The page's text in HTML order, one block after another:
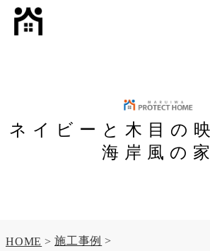
ネイビーと木目の
海岸風の家
HOME 施工事例